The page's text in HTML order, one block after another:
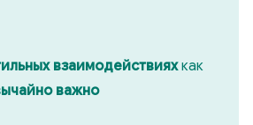
взаимодействияхкак
важно